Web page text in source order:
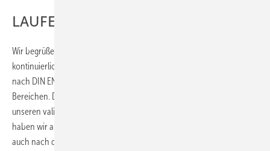
LAUFEN
Wir begrüßen unabhängige Produkttests und setzen selbst auf
kontinuierliche strenge interne Qualitätstests sowie externe Prüfungen
nach DIN EN – mit konstant sehr guten Ergebnissen in allen
Bereichen. Die Messungen aus Esslingen weichen teils erheblich von
unseren validierten Prüfergebnissen ab. Die bereitgestellten WCs
haben wir aus der Serienproduktion entnommen und sowohl vor als
auch nach den Messungen in Esslingen auf unseren TÜV-zertifizierten